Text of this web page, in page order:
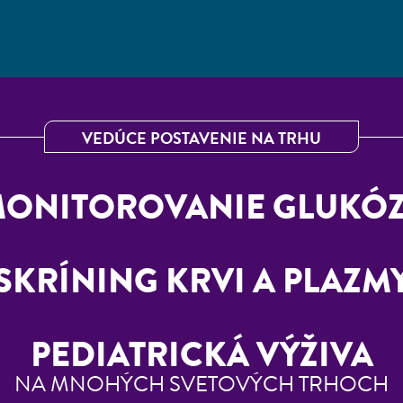
VEDÚCE POSTAVENIE NA TRHU
KRVI A
PEDIATRICKÁ VÝŽIVA
NA MNOHÝCH SVETOVÝCH TRHOCH